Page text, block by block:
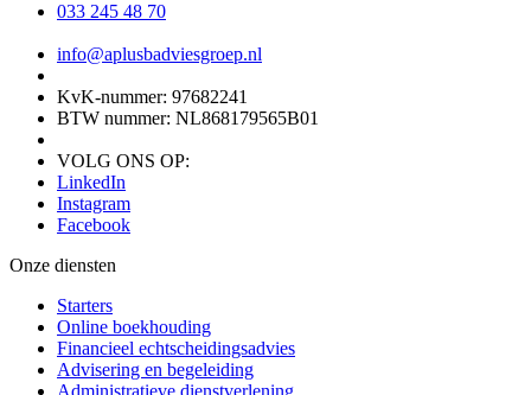
033 245 48 70
info@aplusbadviesgroep.nl
KvK-nummer: 97682241
BTW nummer: NL868179565B01
VOLG ONS OP:
LinkedIn
Instagram
Facebook
Onze diensten
Starters
Online boekhouding
Financieel echtscheidingsadvies
Advisering en begeleiding